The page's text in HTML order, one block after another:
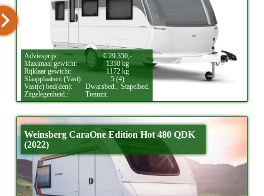
Adviesprijs:
€ 29.350,-
Maximaal gewicht:
1350 kg
Rijklaar gewicht:
1172 kg
Slaapplaatsen (Vast):
5 (4)
Vast(e) bed(den):
Dwarsbed., Stapelbed.
Zitgelegenheid.:
Treinzit.
Weinsberg CaraOne Edition Hot 480 QDK
(2022)